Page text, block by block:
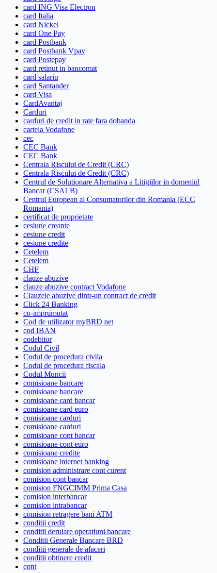
card ING Visa Electron
card Italia
card Nickel
card One Pay
card Postbank
card Postbank Vpay
card Postepay
card retinut in bancomat
card salariu
card Santander
card Visa
CardAvantaj
Carduri
carduri de credit in rate fara dobanda
cartela Vodafone
cec
CEC Bank
CEC Bank
Centrala Riscului de Credit (CRC)
Centrala Riscului de Credit (CRC)
Centrul de Solutionare Alternativa a Litigiilor in domeniul
Bancar (CSALB)
Centrul European al Consumatorilor din Romania (ECC
Romania)
certificat de proprietate
cesiune creante
cesiune credit
cesiune credite
Cetelem
Cetelem
CHF
clauze abuzive
clauze abuzive contract Vodafone
Clauzele abuzive dintr-un contract de credit
Click 24 Banking
co-imprumutat
Cod de utilizator myBRD net
cod IBAN
codebitor
Codul Civil
Codul de procedura civila
Codul de procedura fiscala
Codul Muncii
comisioane bancare
comisioane bancare
comisioane card bancar
comisioane card euro
comisioane carduri
comisioane carduri
comisioane cont bancar
comisioane cont euro
comisioane credite
comisioane internet banking
comision administrare cont curent
comision cont bancar
comision FNGCIMM Prima Casa
comision interbancar
comision intrabancar
comision retragere bani ATM
conditii credit
conditii derulare operatiuni bancare
Conditii Generale Bancare BRD
conditii generale de afaceri
conditii obtinere credit
cont